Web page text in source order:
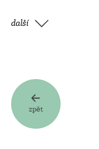
další
zpět